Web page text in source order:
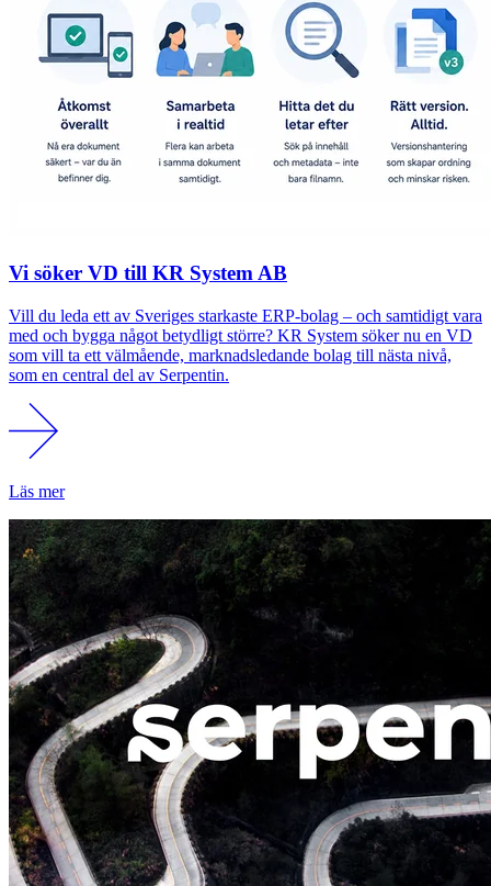
Vi söker VD till KR System AB
Vill du leda ett av Sveriges starkaste ERP-bolag – och samtidigt vara
med och bygga något betydligt större? KR System söker nu en VD
som vill ta ett välmående, marknadsledande bolag till nästa nivå,
som en central del av Serpentin.
Läs mer